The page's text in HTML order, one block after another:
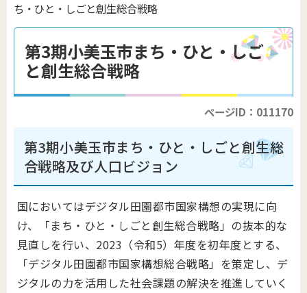
ち・ひと・しごと創生総合戦略
第3期小美玉市まち・ひと・しご
と創生総合戦略
ページID：011170
第3期小美玉市まち・ひと・しごと創生総
合戦略及び人口ビジョン
国においてはデジタル田園都市国家構想の実現に向
け、「まち・ひと・しごと創生総合戦略」の抜本的な
見直しを行い、2023（令和5）年度を初年度とする、
「デジタル田園都市国家構想総合戦略」を策定し、デ
ジタルの力を活用した社会課題の解決を推進していく